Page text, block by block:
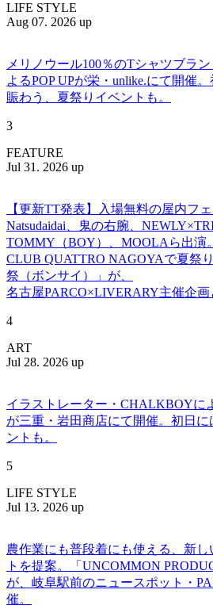
LIFE STYLE
Aug 07. 2026 up
メリノウール100％のTシャツブラ
よるPOP UPが栄・unlike.にて開催
賑わう、夏祭りイベントも。
3
FEATURE
Jul 31. 2026 up
【更新TT発表】入場無料の屋内フェ
Natsudaidai、鬼の右腕、
TOMMY（BOY）、MOOLAら出演。
CLUB QUATTRO NAGOYAで夏祭
祭（ボンサイ）」が、
名古屋PARCO×LIVERARY主催企画
4
ART
Jul 28. 2026 up
イラストレーター・CHALKBOYによ
が三重・岩田商店にて開催。初日
ントも。
5
LIFE STYLE
Jul 13. 2026 up
農作業にも普段着にも使える、新
トを提案。「UNCOMMON
が、岐阜駅前のニュースポット・
催。